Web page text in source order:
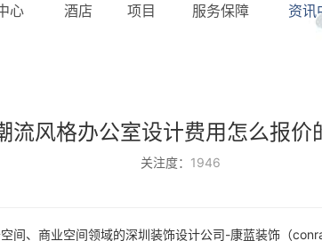
心 酒店 项目 服务保障 资讯
么报价的_康蓝装饰
流风格办公室设计费用怎么报价
关注度： 1946
间、商业空间领域的深圳装饰设计公司-康蓝装饰（